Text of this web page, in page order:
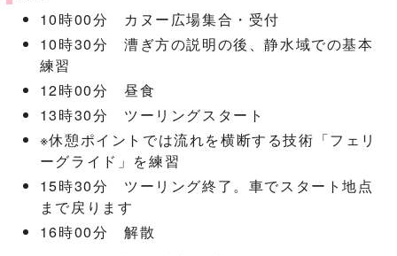
10時00分 カヌー広場集合・受付
10時30分 漕ぎ方の説明の後、静水域での基本
練習
12時00分 昼食
13時30分 ツーリングスタート
※休憩ポイントでは流れを横断する技術「フェリ
ーグライド」を練習
15時30分 ツーリング終了。車でスタート地点
まで戻ります
16時00分 解散